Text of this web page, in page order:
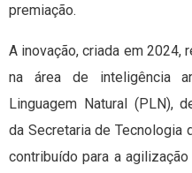
premiação.
A inovação, criada em 2024,
na área de inteligência
Linguagem Natural (PLN),
da Secretaria de Tecnologia
contribuído para a